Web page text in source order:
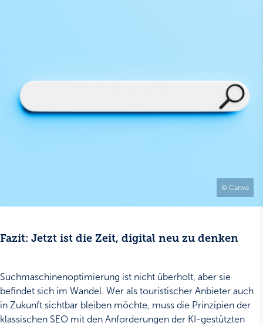
© Canva
Fazit: Jetzt ist die Zeit, digital neu zu denken
Suchmaschinenoptimierung ist nicht überholt, aber sie
befindet sich im Wandel. Wer als touristischer Anbieter auch
in Zukunft sichtbar bleiben möchte, muss die Prinzipien der
klassischen SEO mit den Anforderungen der KI-gestützten